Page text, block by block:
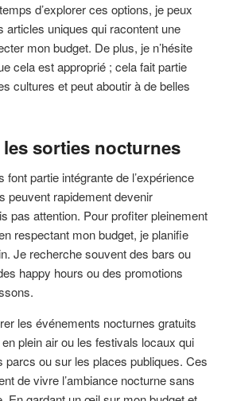
d’explorer ces options, je peux
articles uniques qui racontent une
mon budget. De plus, je n’hésite
cela est approprié ; cela fait partie
cultures et peut aboutir à de belles
sorties nocturnes
partie intégrante de l’expérience
peuvent rapidement devenir
pas attention. Pour profiter pleinement
respectant mon budget, je planifie
Je recherche souvent des bars ou
happy hours ou des promotions
les événements nocturnes gratuits
plein air ou les festivals locaux qui
parcs ou sur les places publiques. Ces
de vivre l’ambiance nocturne sans